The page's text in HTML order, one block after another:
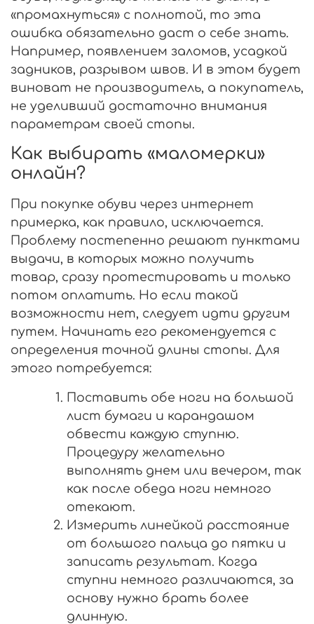
«промахнуться» с полнотой, то эта
ошибка обязательно даст о себе знать.
Например, появлением заломов, усадкой
задников, разрывом швов. И в этом будет
виноват не производитель, а покупатель,
не уделивший достаточно внимания
параметрам своей стопы.
Как выбирать «маломерки»
онлайн?
При покупке обуви через интернет
примерка, как правило, исключается.
Проблему постепенно решают пунктами
выдачи, в которых можно получить
товар, сразу протестировать и только
потом оплатить. Но если такой
возможности нет, следует идти другим
путем. Начинать его рекомендуется с
определения точной длины стопы. Для
этого потребуется:
Поставить обе ноги на большой
лист бумаги и карандашом
обвести каждую ступню.
Процедуру желательно
выполнять днем или вечером, так
как после обеда ноги немного
отекают.
Измерить линейкой расстояние
от большого пальца до пятки и
записать результат. Когда
ступни немного различаются, за
основу нужно брать более
длинную.